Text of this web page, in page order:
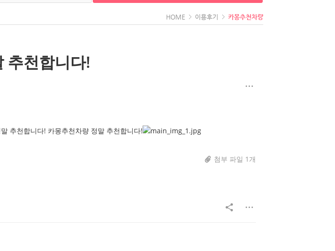
HOME 이용후기 카몽추천차량
추천합니다!
추천합니다! 카몽추천차량 정말 추천합니다!
첨부 파일 1개